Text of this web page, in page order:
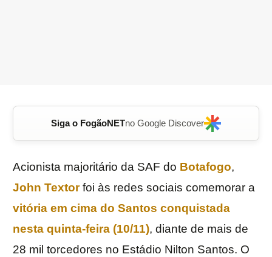
Siga o FogãoNETno Google Discover
Acionista majoritário da SAF do Botafogo,
John Textorfoi às redes sociais comemorar a
vitória em cima do Santos conquistada
nesta quinta-feira (10/11), diante de mais de
28 mil torcedores no Estádio Nilton Santos. O